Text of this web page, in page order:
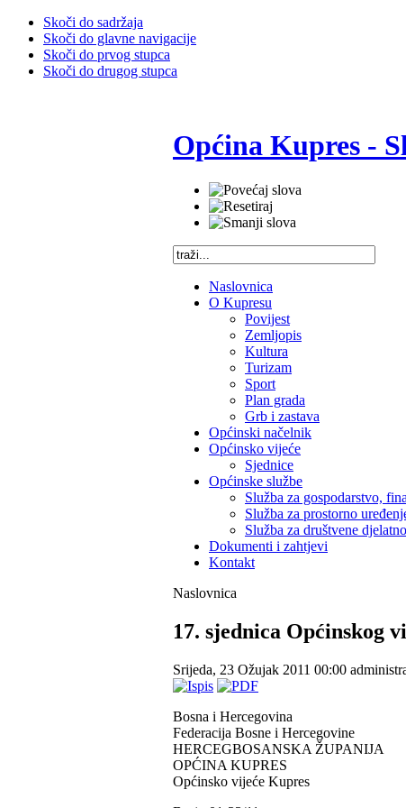
Skoči do sadržaja
Skoči do glavne navigacije
Skoči do prvog stupca
Skoči do drugog stupca
Općina Kupres -
Naslovnica
O Kupresu
Povijest
Zemljopis
Kultura
Turizam
Sport
Plan grada
Grb i zastava
Općinski načelnik
Općinsko vijeće
Sjednice
Općinske službe
Služba za gospodarstvo,
Služba za prostorno
Služba za društvene
Dokumenti i zahtjevi
Kontakt
Naslovnica
17. sjednica Općinskog
Srijeda, 23 Ožujak 2011 00:00
Bosna i Hercegovina
Federacija Bosne i Hercegovine
HERCEGBOSANSKA ŽUPANIJA
OPĆINA KUPRES
Općinsko vijeće Kupres